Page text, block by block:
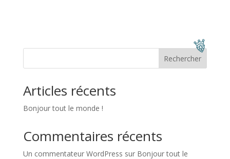
Rechercher
Articles récents
Bonjour tout le monde !
Commentaires récents
Un commentateur WordPress sur Bonjour tout le